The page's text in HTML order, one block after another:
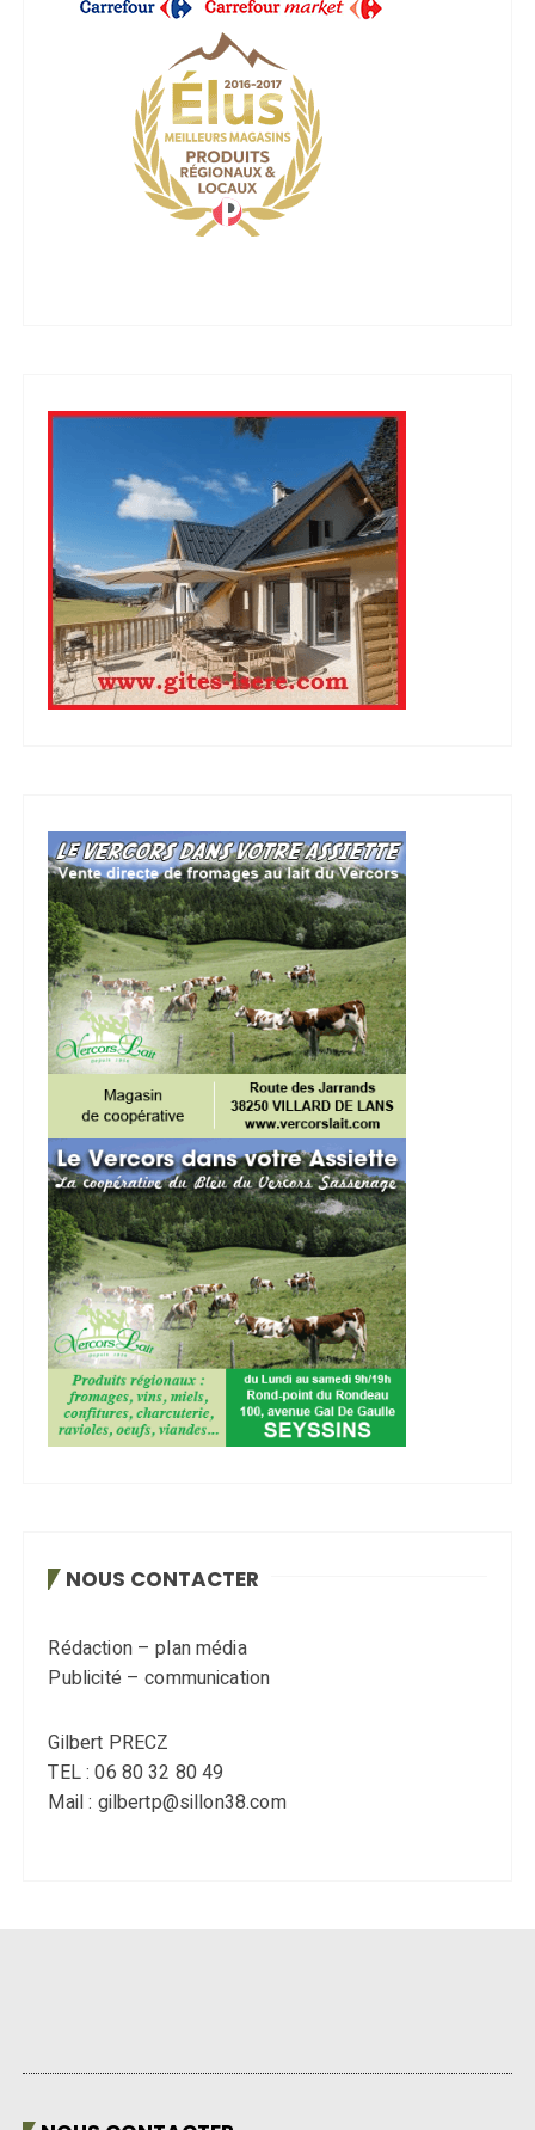
NOUS CONTACTER
Rédaction – plan média
Publicité – communication
Gilbert PRECZ
TEL : 06 80 32 80 49
Mail : gilbertp@sillon38.com